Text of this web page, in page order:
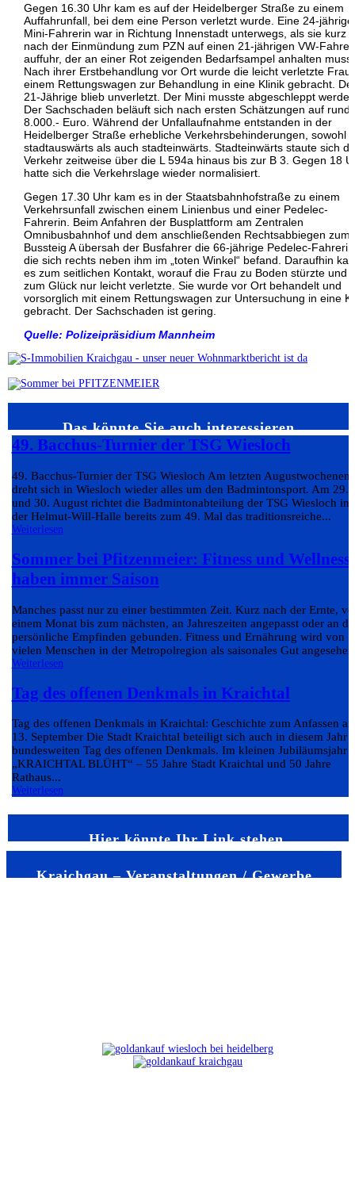
Gegen 16.30 Uhr kam es auf der Heidelberger Straße zu einem
Auffahrunfall, bei dem eine Person verletzt wurde. Eine 24-jährige
Mini-Fahrerin war in Richtung Innenstadt unterwegs, als sie kurz
nach der Einmündung zum PZN auf einen 21-jährigen VW-Fahrer
auffuhr, der an einer Rot zeigenden Bedarfsampel anhalten
Nach ihrer Erstbehandlung vor Ort wurde die leicht verletzte Frau
einem Rettungswagen zur Behandlung in eine Klinik gebracht.
21-Jährige blieb unverletzt. Der Mini musste abgeschleppt
Der Sachschaden beläuft sich nach ersten Schätzungen auf rund
8.000.- Euro. Während der Unfallaufnahme entstanden in der
Heidelberger Straße erhebliche Verkehrsbehinderungen, sowohl
stadtauswärts als auch stadteinwärts. Stadteinwärts staute sich
Verkehr zeitweise über die L 594a hinaus bis zur B 3. Gegen 18
hatte sich die Verkehrslage wieder normalisiert.
Gegen 17.30 Uhr kam es in der Staatsbahnhofstraße zu einem
Verkehrsunfall zwischen einem Linienbus und einer Pedelec-
Fahrerin. Beim Anfahren der Busplattform am Zentralen
Omnibusbahnhof und dem anschließenden Rechtsabbiegen zum
Bussteig A übersah der Busfahrer die 66-jährige Pedelec-
die sich rechts neben ihm im „toten Winkel“ befand. Daraufhin
es zum seitlichen Kontakt, worauf die Frau zu Boden stürzte und
zum Glück nur leicht verletzte. Sie wurde vor Ort behandelt und
vorsorglich mit einem Rettungswagen zur Untersuchung in eine
gebracht. Der Sachschaden ist gering.
Quelle: Polizeipräsidium Mannheim
Das könnte Sie auch interessieren…
49. Bacchus-Turnier der TSG Wiesloch
49. Bacchus-Turnier der TSG Wiesloch Am letzten
dreht sich in Wiesloch wieder alles um den Badmintonsport. Am 29.
und 30. August richtet die Badmintonabteilung der TSG Wiesloch in
der Helmut-Will-Halle bereits zum 49. Mal das traditionsreiche...
Weiterlesen
Sommer bei Pfitzenmeier: Fitness und Wellness
haben immer Saison
Manches passt nur zu einer bestimmten Zeit. Kurz nach der Ernte,
einem Monat bis zum nächsten, an Jahreszeiten angepasst oder an
persönliche Empfinden gebunden. Fitness und Ernährung wird von
vielen Menschen in der Metropolregion als saisonales Gut
Weiterlesen
Tag des offenen Denkmals in Kraichtal
Tag des offenen Denkmals in Kraichtal: Geschichte zum Anfassen
13. September Die Stadt Kraichtal beteiligt sich auch in diesem Jahr
bundesweiten Tag des offenen Denkmals. Im kleinen Jubiläumsjahr
„KRAICHTAL BLÜHT“ – 55 Jahre Stadt Kraichtal und 50 Jahre
Rathaus...
Weiterlesen
Hier könnte Ihr Link stehen
Kraichgau – Veranstaltungen / Gewerbe